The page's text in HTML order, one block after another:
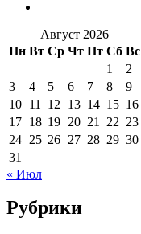
Август 2026
Пн Вт Ср Чт Пт Сб Вс
1
2
3
4 5 6 7 8
9
10 11 12 13 14 15 16
17 18 19 20 21 22 23
24 25 26 27 28 29 30
31
« Июл
Рубрики